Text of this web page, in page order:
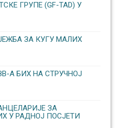
ГРУПЕ (GF-TAD) У
ЗА КУГУ МАЛИХ
А БИХ НА СТРУЧНОЈ
ЗА
У РАДНОЈ ПОСЈЕТИ